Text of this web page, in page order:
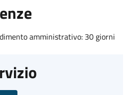
amministrativo: 30 giorni